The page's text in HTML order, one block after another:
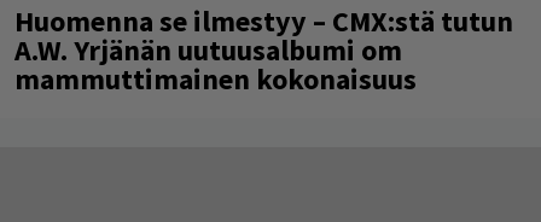
Huomenna se ilmestyy – CMX:stä tutun
A.W. Yrjänän uutuusalbumi om
mammuttimainen kokonaisuus